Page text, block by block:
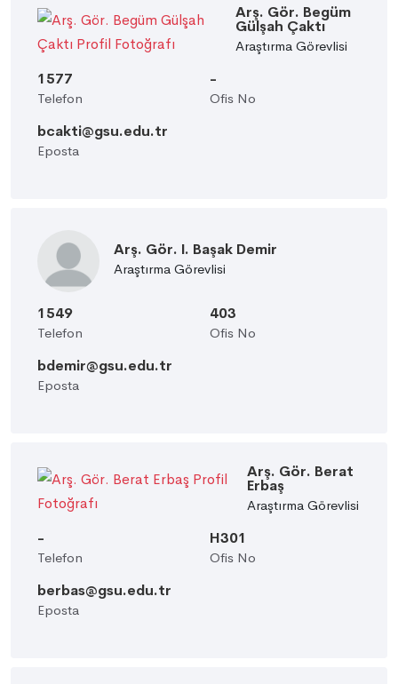
Arş. Gör. Begüm
Gülşah Çaktı
Araştırma Görevlisi
1577
Telefon
-
Ofis No
bcakti@gsu.edu.tr
Eposta
Arş. Gör. I. Başak Demir
Araştırma Görevlisi
1549
Telefon
403
Ofis No
bdemir@gsu.edu.tr
Eposta
Arş. Gör. Berat
Erbaş
Araştırma Görevlisi
-
Telefon
H301
Ofis No
berbas@gsu.edu.tr
Eposta